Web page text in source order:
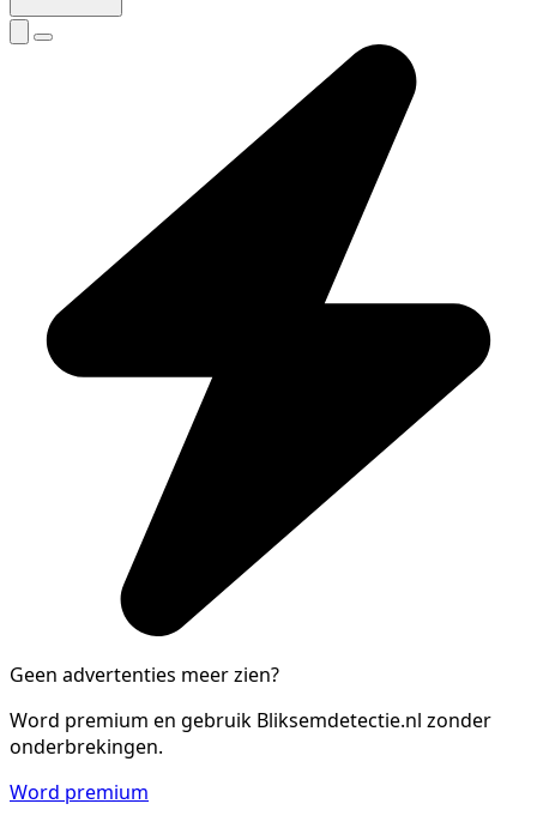
Geen advertenties meer zien?
Word premium en gebruik Bliksemdetectie.nl zonder
onderbrekingen.
Word premium